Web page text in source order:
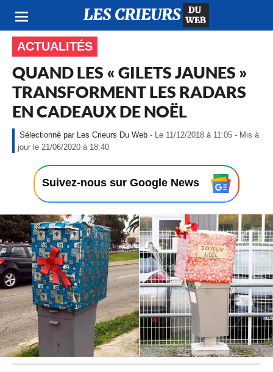
ACTUALITÉS
QUAND LES « GILETS JAUNES »
TRANSFORMENT LES RADARS
EN CADEAUX DE NOËL
Les Crieurs Du Web - Le 11/12/2018 à 11:05 - Mis à
jour le 21/06/2020 à 18:40
1
/
1
2
/
2
0
1
8
à
1
1
:
0
5
-
Suivez-nous sur Google News